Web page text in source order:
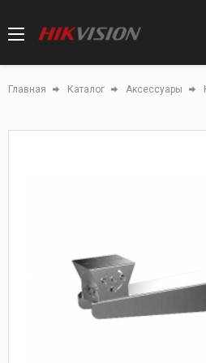
Главная Каталог Аксессуары